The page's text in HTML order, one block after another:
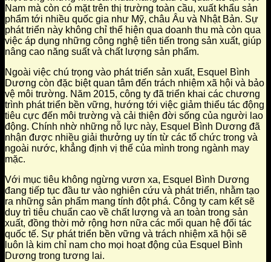
Nam mà còn có mặt trên thị trường toàn cầu, xuất khẩu sản
phẩm tới nhiều quốc gia như Mỹ, châu Âu và Nhật Bản. Sự
phát triển này không chỉ thể hiện qua doanh thu mà còn qua
việc áp dụng những công nghệ tiên tiến trong sản xuất, giúp
nâng cao năng suất và chất lượng sản phẩm.
Ngoài việc chú trọng vào phát triển sản xuất, Esquel Bình
Dương còn đặc biệt quan tâm đến trách nhiệm xã hội và bảo
vệ môi trường. Năm 2015, công ty đã triển khai các chương
trình phát triển bền vững, hướng tới việc giảm thiểu tác động
tiêu cực đến môi trường và cải thiện đời sống của người lao
động. Chính nhờ những nỗ lực này, Esquel Bình Dương đã
nhận được nhiều giải thưởng uy tín từ các tổ chức trong và
ngoài nước, khẳng định vị thế của mình trong ngành may
mặc.
Với mục tiêu không ngừng vươn xa, Esquel Bình Dương
đang tiếp tục đầu tư vào nghiên cứu và phát triển, nhằm tạo
ra những sản phẩm mang tính đột phá. Công ty cam kết sẽ
duy trì tiêu chuẩn cao về chất lượng và an toàn trong sản
xuất, đồng thời mở rộng hơn nữa các mối quan hệ đối tác
quốc tế. Sự phát triển bền vững và trách nhiệm xã hội sẽ
luôn là kim chỉ nam cho mọi hoạt động của Esquel Bình
Dương trong tương lai.